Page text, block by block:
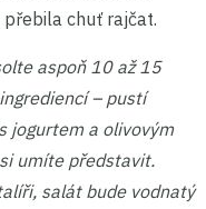
chuť rajčat.
aspoň 10 až 15
– pustí
jogurtem a olivovým
umíte představit.
salát bude vodnatý